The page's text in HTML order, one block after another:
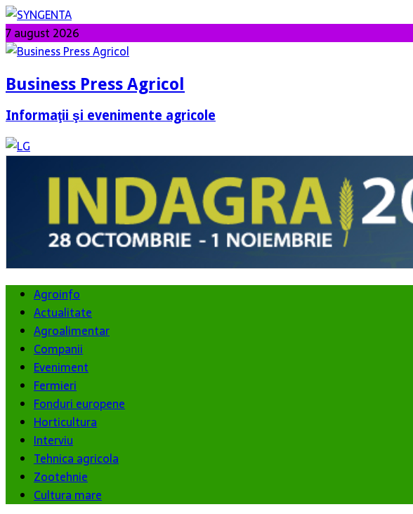
7 august 2026
Business Press Agricol
Informaţii şi evenimente agricole
Agroinfo
Actualitate
Agroalimentar
Companii
Eveniment
Fermieri
Fonduri europene
Horticultura
Interviu
Tehnica agricola
Zootehnie
Cultura mare